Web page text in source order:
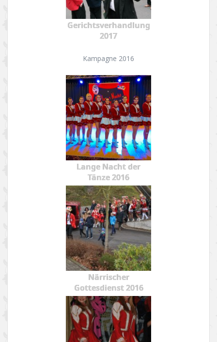
Gerichtsverhandlung
2017
Kampagne 2016
Lange Nacht der
Tänze 2016
Närrischer
Gottesdienst 2016